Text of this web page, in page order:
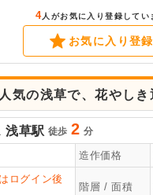
4人がお気に入り登録してい
お気に入り登録
気の浅草で、花やし
浅草駅 徒歩 2 分
造作価格
ログイン後
階層 / 面積